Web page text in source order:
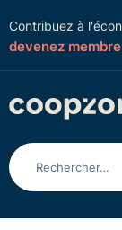
Contribuez à
devenez membre